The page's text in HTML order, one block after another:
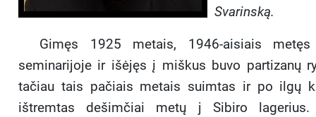
Svarinską.
Gimęs 1925 metais, 1946-aisiais
seminari­joje ir išėjęs į miškus buvo partizanų
tačiau tais pačiais metais suimtas ir po ilgų
ištremtas dešim­čiai metų j Sibiro lagerius.